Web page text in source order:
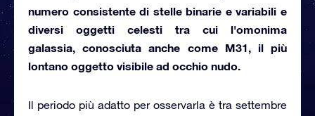
numero consistente di stelle binarie e variabili e
diversi oggetti celesti tra cui l'omonima
galassia, conosciuta anche comeM31,il più
lontano oggetto visibile ad occhio nudo.
Il periodo più adatto per osservarla è tra settembre